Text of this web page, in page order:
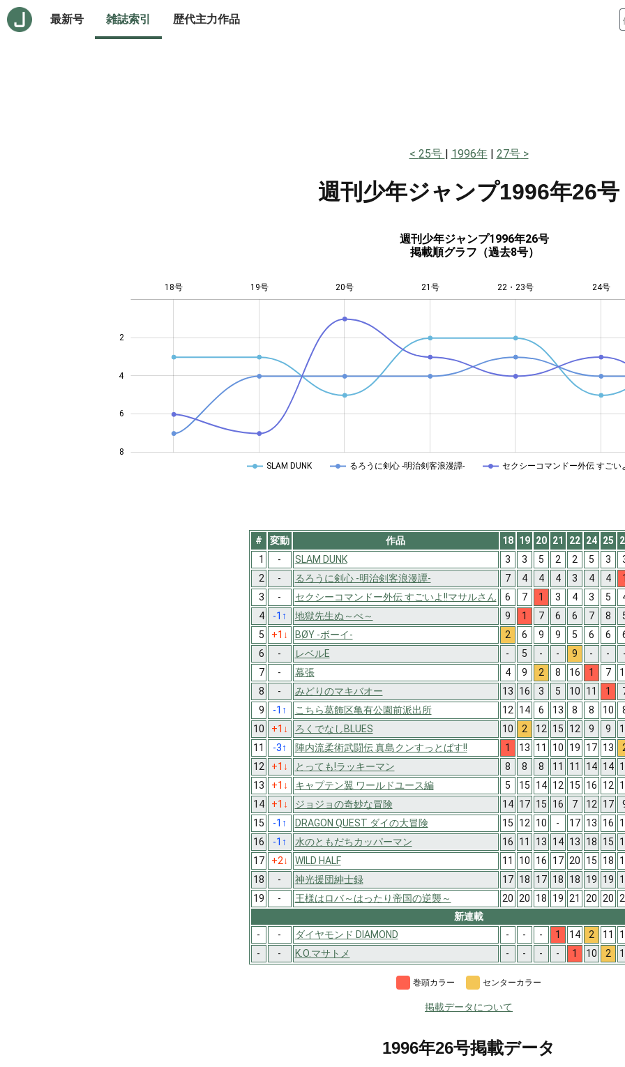
最新号 雑誌索引 歴代主力作品
25号 1996年 27号
週刊少年ジャンプ1996年26号
週刊少年ジャンプ1996年26号
掲載順グラフ（過去8号）
4
2
4
6
8
18号 19号 20号 21号 22・23号 24号
SLAM DUNK るろうに剣心 -明治剣客浪漫譚- セクシーコマンドー外伝 すごい
# 変動 作品 18 19 20 21 22 24 25
1
- SLAM DUNK 3 3 5 2 2 5 3
2
- るろうに剣心 -明治剣客浪漫譚- 7 4 4 4 3 4 4 1
3
- セクシーコマンドー外伝 すごいよ!!マサルさん 6 7 1 3 4 3 5
4
-1 ↑ 地獄先生ぬ～べ～ 9 1 7 6 6 7 8
5
+1 ↓ BØY -ボーイ- 2 6 9 9 5 6 6
6
- レベルE - 5 - - 9 - - -
7
- 幕張 4 9 2 8 16 1 7
8
- みどりのマキバオー 13 16 3 5 10 11 1
9
-1 ↑ こちら葛飾区亀有公園前派出所 12 14 6 13 8 8 10
10
+1 ↓ ろくでなしBLUES 10 2 12 15 12 9 9
11
-3↑ 陣内流柔術武闘伝 真島クンすっとばす!! 1 13 11 10 19 17 13
12
+1 ↓ とっても!ラッキーマン 8 8 8 11 11 14 14
13
+1 ↓ キャプテン翼 ワールドユース編 5 15 14 12 15 16 12
14
+1 ↓ ジョジョの奇妙な冒険 14 17 15 16 7 12 17
15
-1 ↑ DRAGON QUEST ダイの大冒険 15 12 10 - 17 13 16
16
-1 ↑ 水のともだちカッパーマン 16 11 13 14 13 18 15
17
+2↓ WILD HALF 11 10 16 17 20 15 18
18
- 神光援団紳士録 17 18 17 18 18 19 19
19
- 王様はロバ～はったり帝国の逆襲～ 20 20 18 19 21 20 20
新連載
-
- ダイヤモンド DIAMOND - - - 1 14 2 11
-
- K.O.マサトメ - - - - 1 10 2
巻頭カラー センターカラー
掲載データについて
1996年26号掲載データ